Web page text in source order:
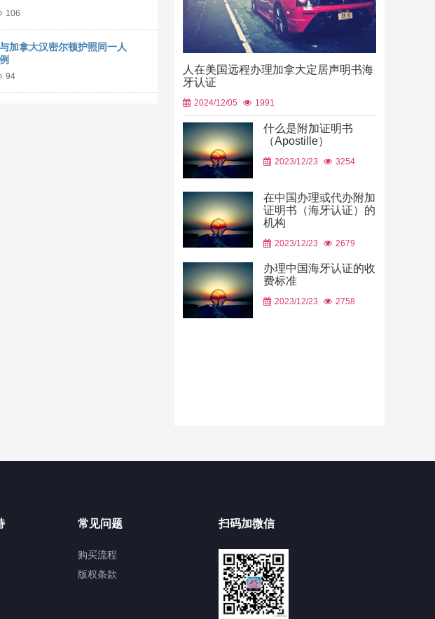
106
加拿大汉密尔顿护照同一人
94
人在美国远程办理加拿大定居声明书海
牙认证
2024/12/05 1991
什么是附加证明书
（Apostille）
2023/12/23 3254
在中国办理或代办附加
证明书（海牙认证）的
机构
2023/12/23 2679
办理中国海牙认证的收
费标准
2023/12/23 2758
常见问题
购买流程
版权条款
扫码加微信